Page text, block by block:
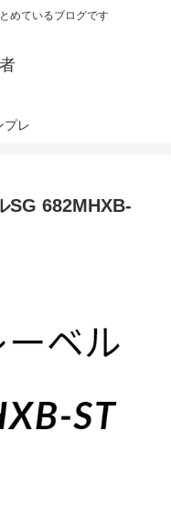
めているブログです
プレ
SG 682MHXB-